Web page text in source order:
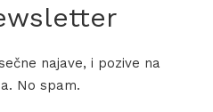
najave, i pozive na
No spam.